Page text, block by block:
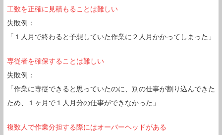
工数を正確に見積もることは難しい
失敗例：
「１人月で終わると予想していた作業に２人月かかってしまった」
専従者を確保することは難しい
失敗例：
「作業に専従できると思っていたのに、別の仕事が割り込んできた
ため、１ヶ月で１人月分の仕事ができなかった」
複数人で作業分担する際にはオーバーヘッドがある